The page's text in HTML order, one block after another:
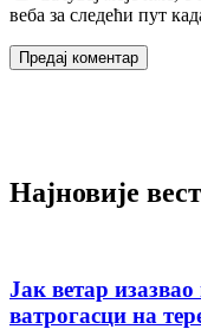
веба за следећи пут
Најновије
Јак ветар
ватрогасци на